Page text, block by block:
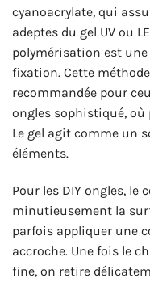
cyanoacrylate, qui
adeptes du gel UV ou
polymérisation est
fixation. Cette
recommandée pour
ongles sophistiqué,
Le gel agit comme un
éléments.
Pour les DIY ongles, le
minutieusement la
parfois appliquer une
accroche. Une fois le
fine, on retire